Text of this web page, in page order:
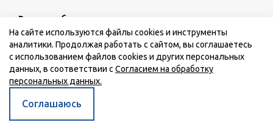
Режим работы
пн.-пт.: 09:00 – 18:00, сб.,вс.: выходной
© ООО «Конпроф», 2026
На сайте используются файлы cookies и инструменты
аналитики. Продолжая работать с сайтом, вы соглашаетесь
с использованием файлов cookies и других персональных
данных, в соответствии с Согласием на обработку
персональных данных.
Соглашаюсь